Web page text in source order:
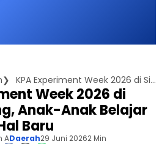
KPA Experiment Week 2026 di Sindangbarang, Anak-Anak Belajar Hal Baru
Week 2026 di
Anak-Anak Belajar
Baru
ADaerah29 Juni 20262 Min